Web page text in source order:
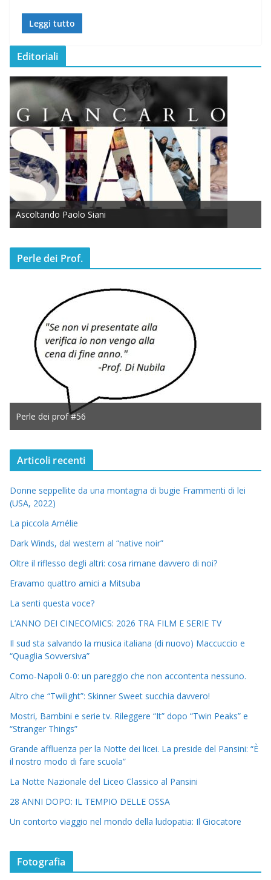
Leggi tutto
Editoriali
Ascoltando Paolo Siani
Perle dei Prof.
Perle dei prof #56
Articoli recenti
Donne seppellite da una montagna di bugie Frammenti di lei
(USA, 2022)
La piccola Amélie
Dark Winds, dal western al “native noir”
Oltre il riflesso degli altri: cosa rimane davvero di noi?
Eravamo quattro amici a Mitsuba
La senti questa voce?
L’ANNO DEI CINECOMICS: 2026 TRA FILM E SERIE TV
Il sud sta salvando la musica italiana (di nuovo) Maccuccio e
“Quaglia Sovversiva”
Como-Napoli 0-0: un pareggio che non accontenta nessuno.
Altro che “Twilight”: Skinner Sweet succhia davvero!
Mostri, Bambini e serie tv. Rileggere “It” dopo “Twin Peaks” e
“Stranger Things”
Grande affluenza per la Notte dei licei. La preside del Pansini: “È
il nostro modo di fare scuola”
La Notte Nazionale del Liceo Classico al Pansini
28 ANNI DOPO: IL TEMPIO DELLE OSSA
Un contorto viaggio nel mondo della ludopatia: Il Giocatore
Fotografia